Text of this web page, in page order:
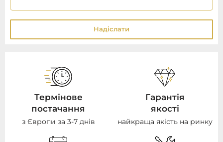
Надіслати
Термінове
постачання
з Європи за 3-7 днів
Гарантія
якості
найкраща якість на ринку